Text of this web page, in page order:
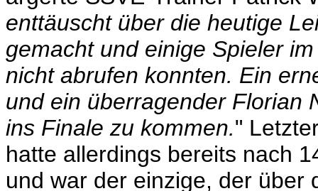
enttäuscht über die heutige
gemacht und einige Spieler
nicht abrufen konnten. Ein
und ein überragender Florian
ins Finale zu kommen."
hatte allerdings bereits nach
und war der einzige, der über